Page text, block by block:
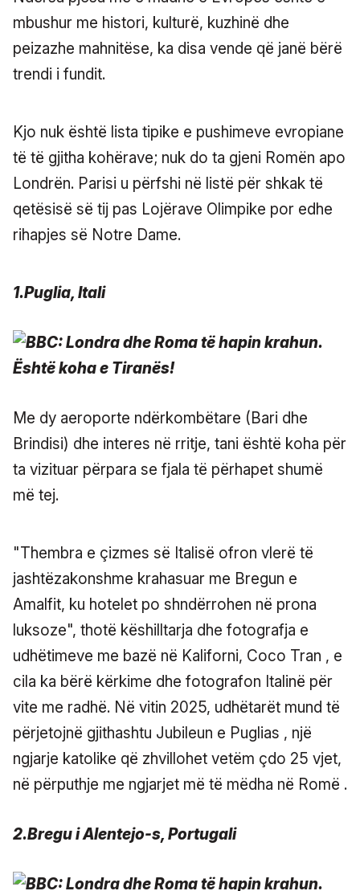
mbushur me histori, kulturë, kuzhinë dhe
peizazhe mahnitëse, ka disa vende që janë bërë
trendi i fundit.
Kjo nuk është lista tipike e pushimeve evropiane
të të gjitha kohërave; nuk do ta gjeni Romën apo
Londrën. Parisi u përfshi në listë për shkak të
qetësisë së tij pas Lojërave Olimpike por edhe
rihapjes së Notre Dame.
1.Puglia, Itali
Me dy aeroporte ndërkombëtare (Bari dhe
Brindisi) dhe interes në rritje, tani është koha për
ta vizituar përpara se fjala të përhapet shumë
më tej.
"Thembra e çizmes së Italisë ofron vlerë të
jashtëzakonshme krahasuar me Bregun e
Amalfit, ku hotelet po shndërrohen në prona
luksoze", thotë këshilltarja dhe fotografja e
udhëtimeve me bazë në Kaliforni, Coco Tran , e
cila ka bërë kërkime dhe fotografon Italinë për
vite me radhë. Në vitin 2025, udhëtarët mund të
përjetojnë gjithashtu Jubileun e Puglias , një
ngjarje katolike që zhvillohet vetëm çdo 25 vjet,
në përputhje me ngjarjet më të mëdha në Romë .
2.Bregu i Alentejo-s, Portugali